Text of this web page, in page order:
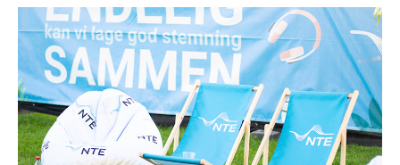
Strøm 1. juli 2026
Spar strøm i sommer!
Lysere og varmere dager gjør ikke bare noe med
humøret vårt – de kan også gjøre underverker for
strømregningen din. Her er 12 enkle strømsparetips